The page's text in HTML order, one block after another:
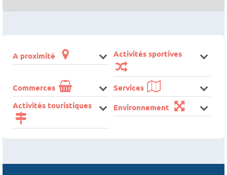
A proximité Activités sportives
Commerces
Services
Activités touristiques
Environnement